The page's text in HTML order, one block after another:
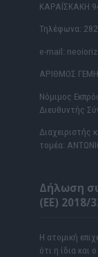
ΚΑΡΑΪΣΚΑΚΗ
Τηλέφωνα:
e-mail:
ΑΡΙΘΜΟΣ
Νόμιμος
Διευθυντής
Διαχειριστής
τομέα:
Δήλωση
(ΕΕ) 2018/
Η ατομική
ότι η ίδια